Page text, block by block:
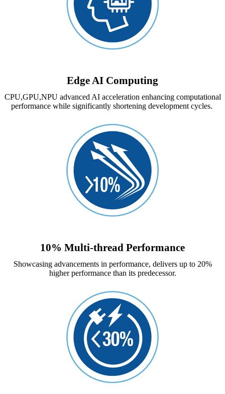
Edge AI Computing
CPU,GPU,NPU advanced AI acceleration enhancing computational
performance while significantly shortening development cycles.
10% Multi-thread Performance
Showcasing advancements in performance, delivers up to 20%
higher performance than its predecessor.